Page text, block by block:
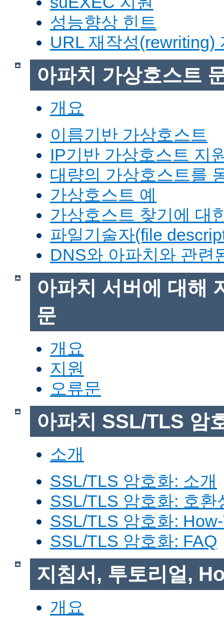
성능향상 힌트
URL 재작성(rewriting)
아파치 가상호스트
개요
이름기반 가상호스트
IP기반 가상호스트 지
대량의 가상호스트를
가상호스트 예
가상호스트 찾기에 대
파일기술자(file
DNS와 아파치와 관련
아파치 서버에 대해
문
개요
지원
오류문
아파치 SSL/TLS 암
소개
SSL/TLS 암호화: 소개
SSL/TLS 암호화: 호환
SSL/TLS 암호화:
SSL/TLS 암호화: FAQ
지침서, 투토리얼,
개요